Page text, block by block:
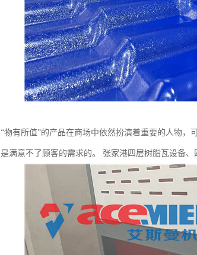
“物有所值”的产品在商场中依然扮演着重要的人物
是满意不了顾客的需求的。 张家港四层树脂瓦设备、